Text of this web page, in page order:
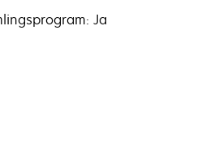
Ja